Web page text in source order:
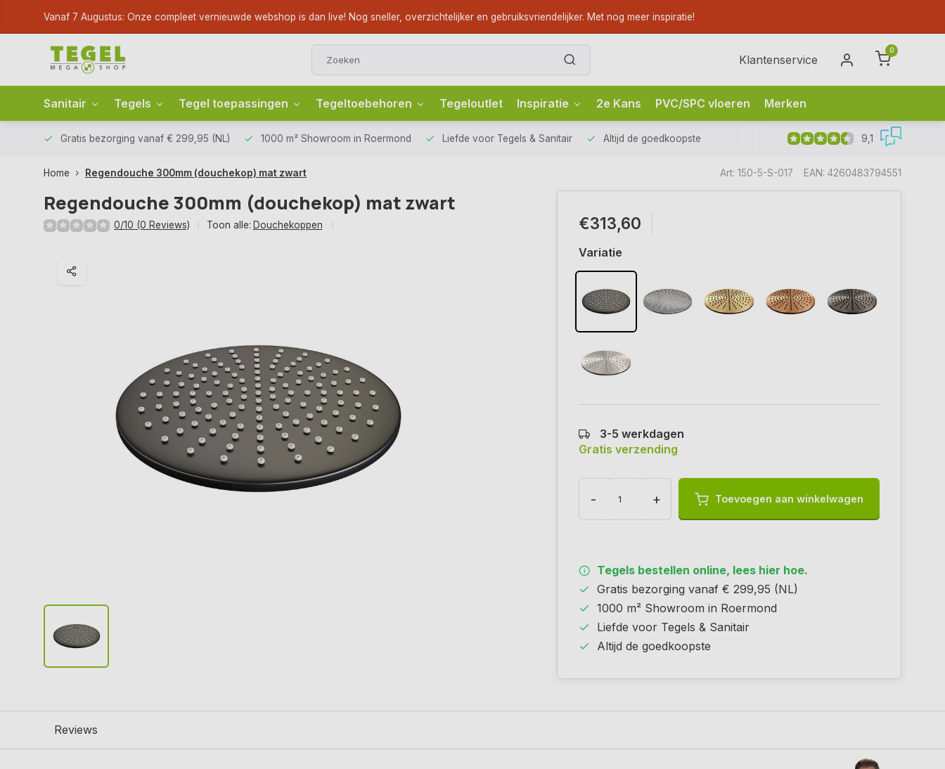
Vanaf 7 Augustus: Onze compleet vernieuwde webshop is dan live! Nog sneller, overzichtelijker en gebruiksvriendelijker. Met nog meer inspiratie!
Klantenservice
0
Sanitair Tegels Tegel toepassingen Tegeltoebehoren Tegeloutlet Inspiratie 2e Kans PVC/SPC vloeren Merken
Gratis bezorging vanaf € 299,95 (NL) 1000 m² Showroom in Roermond Liefde voor Tegels & Sanitair Altijd de goedkoopste 9,1
Home Regendouche 300mm (douchekop) mat zwart Art: 150-5-S-017 EAN: 4260483794551
Regendouche 300mm (douchekop) mat zwart
0/10 (0 Reviews) Toon alle: Douchekoppen €313,60
Variatie
3-5 werkdagen
Gratis verzending
- + Toevoegen aan winkelwagen
Tegels bestellen online, lees hier hoe.
Gratis bezorging vanaf € 299,95 (NL)
1000 m² Showroom in Roermond
Liefde voor Tegels & Sanitair
Altijd de goedkoopste
Reviews